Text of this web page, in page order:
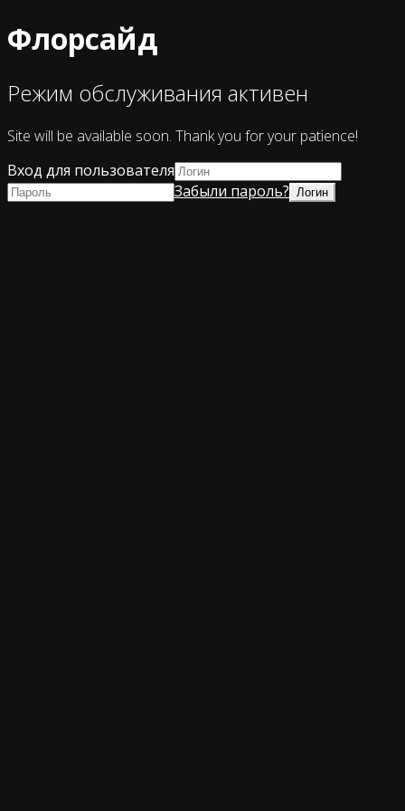
Флорсайд
Режим обслуживания активен
Site will be available soon. Thank you for your patience!
Вход для пользователя
Забыли пароль?